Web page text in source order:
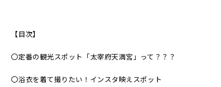
【目次】
〇定番の観光スポット「太宰府天満宮」って？？？
〇浴衣を着て撮りたい！インスタ映えスポット